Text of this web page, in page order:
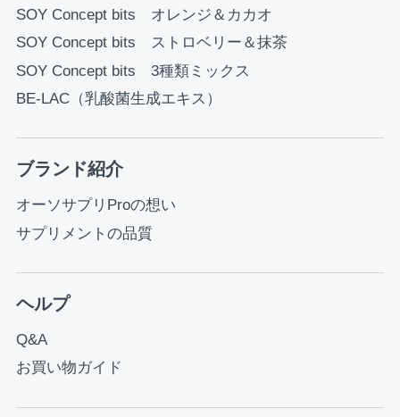
SOY Concept bits オレンジ＆カカオ
SOY Concept bits ストロベリー＆抹茶
SOY Concept bits 3種類ミックス
BE-LAC（乳酸菌生成エキス）
ブランド紹介
オーソサプリProの想い
サプリメントの品質
ヘルプ
Q&A
お買い物ガイド